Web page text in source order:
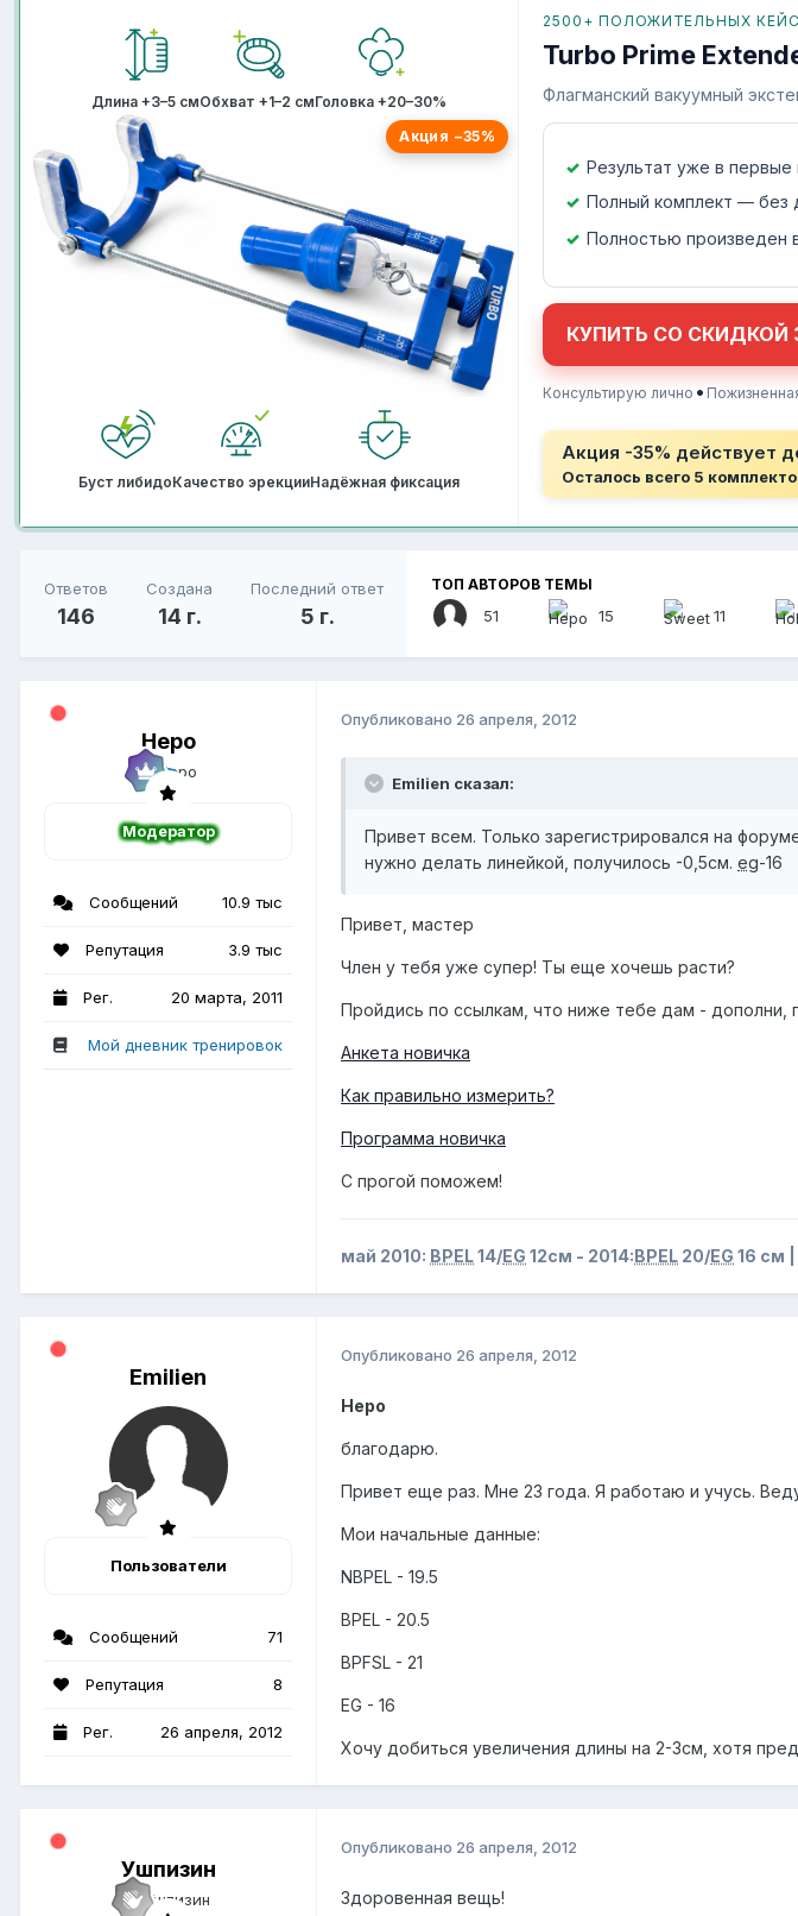
Длина +3–5 смОбхват +1–2 смГоловка +20–30%
Акция −35%
Буст либидоКачество эрекцииНадёжная фиксация
2500+ ПОЛОЖИТЕЛЬНЫХ
Turbo Prime
Флагманский вакуумный
Результат уже в первые
Полный комплект — без
Полностью произведен
КУПИТЬ СО СКИДКОЙ
Консультирую лично •
Акция -35% действует
Осталось всего 5
Ответов
146
Создана
14 г.
Последний ответ
5 г.
ТОП АВТОРОВ ТЕМЫ
51 15 11
Неро
Модератор
Сообщений 10.9 тыс
Репутация 3.9 тыс
Рег. 20 марта, 2011
Мой дневник тренировок
Опубликовано 26 апреля, 2012
Emilien сказал:
Привет всем. Только зарегистрировался на
нужно делать линейкой, получилось -0,5см. eg-16
Привет, мастер
Член у тебя уже супер! Ты еще хочешь расти?
Пройдись по ссылкам, что ниже тебе дам - дополни,
Анкета новичка
Как правильно измерить?
Программа новичка
С прогой поможем!
май 2010: BPEL14/EG 12см - 2014:BPEL 20/EG 16 см |
Emilien
Пользователи
Сообщений 71
Репутация 8
Рег. 26 апреля, 2012
Опубликовано 26 апреля, 2012
Неро
благодарю.
Привет еще раз. Мне 23 года. Я работаю и учусь.
Мои начальные данные:
NBPEL - 19.5
BPEL - 20.5
BPFSL - 21
EG - 16
Хочу добиться увеличения длины на 2-3см, хотя
Ушпизин
Опубликовано 26 апреля, 2012
Здоровенная вещь!